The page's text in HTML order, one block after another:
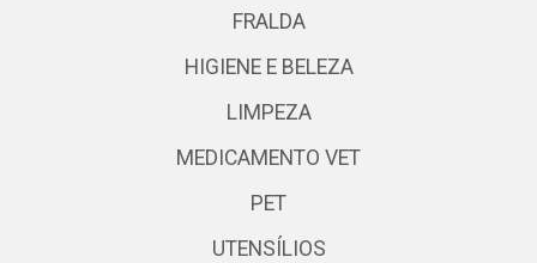
FRALDA
HIGIENE E BELEZA
LIMPEZA
MEDICAMENTO VET
PET
UTENSÍLIOS